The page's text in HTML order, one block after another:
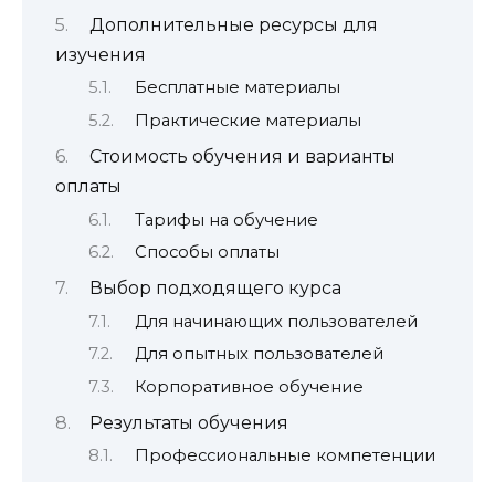
Дополнительные ресурсы для
изучения
Бесплатные материалы
Практические материалы
Стоимость обучения и варианты
оплаты
Тарифы на обучение
Способы оплаты
Выбор подходящего курса
Для начинающих пользователей
Для опытных пользователей
Корпоративное обучение
Результаты обучения
Профессиональные компетенции